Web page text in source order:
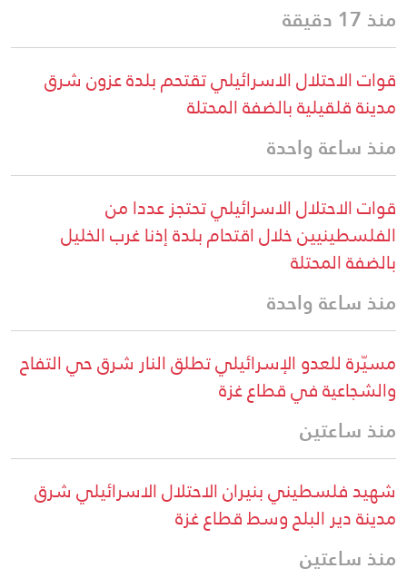
منذ 17 دقيقة
قوات الاحتلال الاسرائيلي تقتحم بلدة عزون شرق
مدينة قلقيلية بالضفة المحتلة
منذ ساعة واحدة
قوات الاحتلال الاسرائيلي تحتجز عددا من
الفلسطينيين خلال اقتحام بلدة إذنا غرب الخليل
بالضفة المحتلة
منذ ساعة واحدة
مسيّرة للعدو الإسرائيلي تطلق النار شرق حي التفاح
والشجاعية في قطاع غزة
منذ ساعتين
شهيد فلسطيني بنيران الاحتلال الاسرائيلي شرق
مدينة دير البلح وسط قطاع غزة
منذ ساعتين